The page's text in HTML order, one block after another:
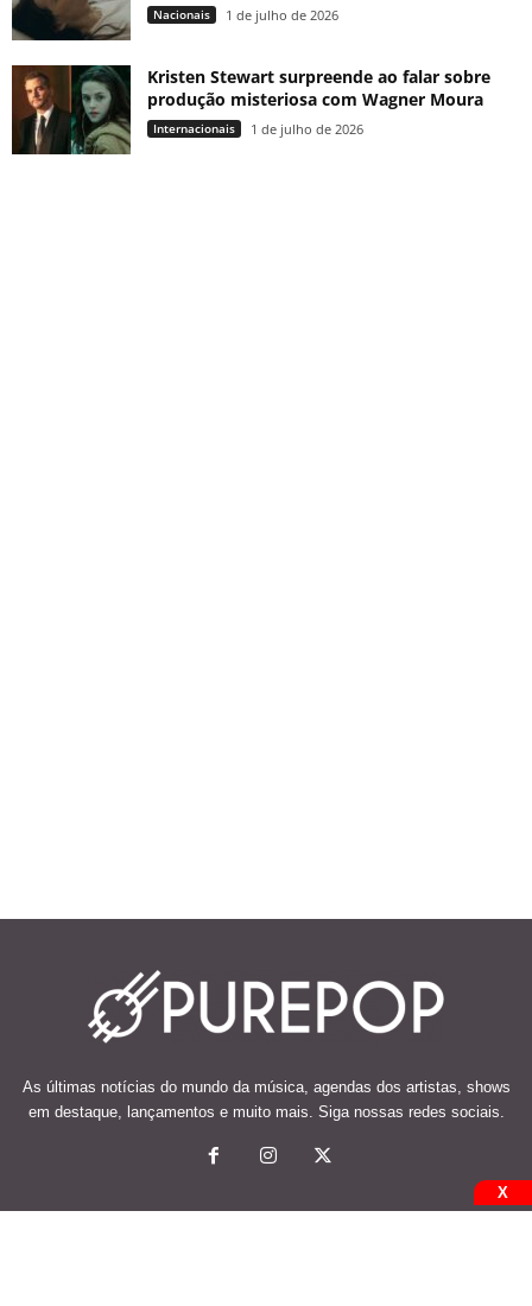
Nacionais 1 de julho de 2026
Kristen Stewart surpreende ao falar sobre
produção misteriosa com Wagner Moura
Internacionais 1 de julho de 2026
As últimas notícias do mundo da música, agendas dos artistas, shows
em destaque, lançamentos e muito mais. Siga nossas redes sociais.
X